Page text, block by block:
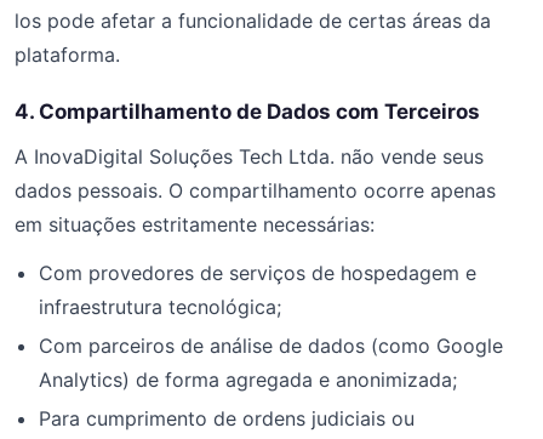
los pode afetar a funcionalidade de certas áreas da
plataforma.
4. Compartilhamento de Dados com Terceiros
A InovaDigital Soluções Tech Ltda. não vende seus
dados pessoais. O compartilhamento ocorre apenas
em situações estritamente necessárias:
Com provedores de serviços de hospedagem e
infraestrutura tecnológica;
Com parceiros de análise de dados (como Google
Analytics) de forma agregada e anonimizada;
Para cumprimento de ordens judiciais ou